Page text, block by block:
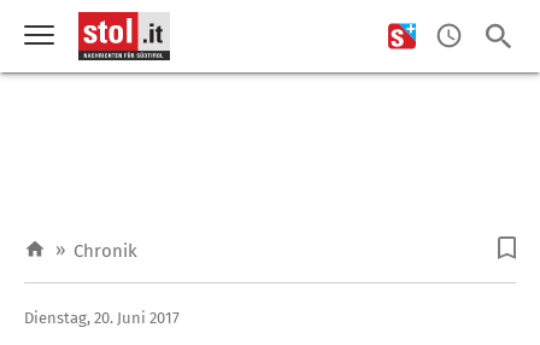
» Chronik
Dienstag, 20. Juni 2017